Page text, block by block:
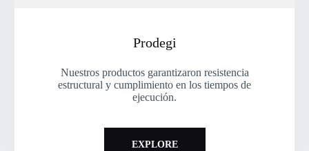
Prodegi
Nuestros productos garantizaron resistencia
estructural y cumplimiento en los tiempos de
ejecución.
EXPLORE